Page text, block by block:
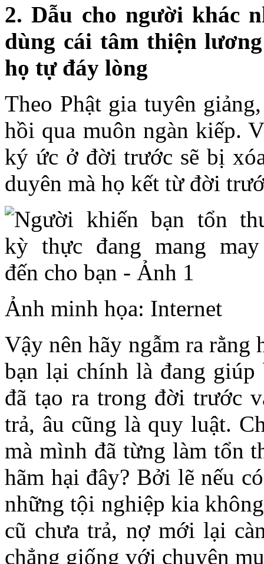
2. Dẫu cho người khác
dùng cái tâm thiện
họ tự đáy lòng
Theo Phật gia tuyên
hồi qua muôn ngàn kiếp.
ký ức ở đời trước sẽ bị
duyên mà họ kết từ đời
Ảnh minh họa: Internet
Vậy nên hãy ngẫm ra rằng
bạn lại chính là đang
đã tạo ra trong đời trước
trả, âu cũng là quy luật.
mà mình đã từng làm tổn
hãm hại đây? Bởi lẽ nếu
những tội nghiệp kia
cũ chưa trả, nợ mới lại
chẳng giống với chuyện